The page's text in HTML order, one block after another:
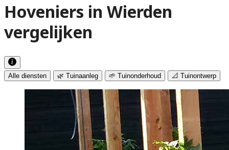
Hoveniers in Wierden
vergelijken
Alle diensten 🌿 Tuinaanleg 🌱 Tuinonderhoud 📐 Tuinontwerp